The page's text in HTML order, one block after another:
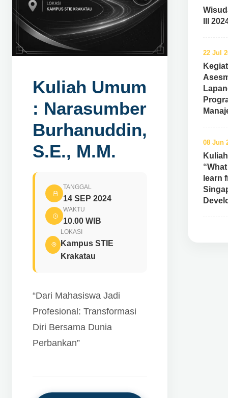
Kuliah Umum
: Narasumber
Burhanuddin,
S.E., M.M.
TANGGAL
14 SEP 2024
WAKTU
10.00 WIB
LOKASI
Kampus STIE
Krakatau
“Dari Mahasiswa Jadi
Profesional: Transformasi
Diri Bersama Dunia
Perbankan”
III
22 Jul
08 Jun
learn